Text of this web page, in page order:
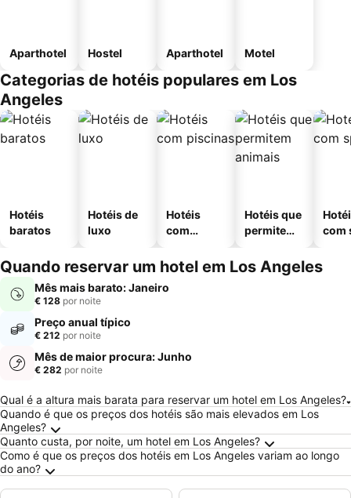
Aparthotel Hostel Aparthotel Motel
Categorias de hotéis populares em Los
Angeles
Hotéis
baratos
Hotéis de
luxo
Hotéis
com
Hotéis que
permitem
com
Quando reservar um hotel em Los Angeles
Mês mais barato: Janeiro
€ 128 por noite
Preço anual típico
€ 212 por noite
Mês de maior procura: Junho
€ 282 por noite
Perguntas Frequentes sobre Los Angeles
Qual é a altura mais barata para reservar um hotel em Los Angeles?
Quando é que os preços dos hotéis são mais elevados em Los
Angeles?
Quanto custa, por noite, um hotel em Los Angeles?
Como é que os preços dos hotéis em Los Angeles variam ao longo
do ano?